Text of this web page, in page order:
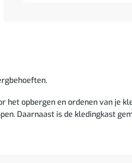
opbergen en ordenen van je
Daarnaast is de kledingkast